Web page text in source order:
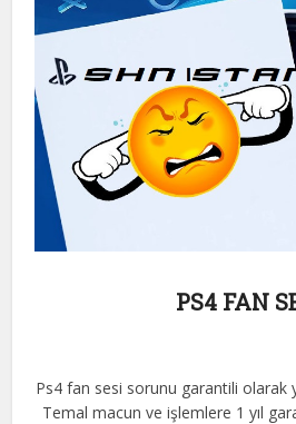
PS4 FAN
Ps4 fan sesi sorunu garantili olarak
Temal macun ve işlemlere 1 yıl